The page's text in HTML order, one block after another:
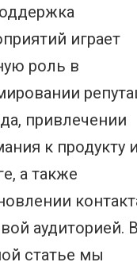
играет
роль в
привлечении
к продукту
а также
аудиторией. В
статье мы